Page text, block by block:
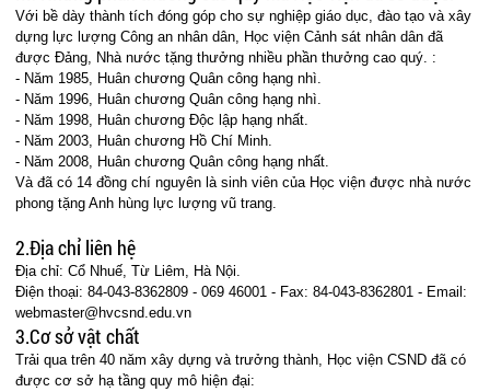
Với bề dày thành tích đóng góp cho sự nghiệp giáo dục, đào tạo và xây
dựng lực lượng Công an nhân dân, Học viện Cảnh sát nhân dân đã
được Đảng, Nhà nước tặng thưởng nhiều phần thưởng cao quý. :
- Năm 1985, Huân chương Quân công hạng nhì.
- Năm 1996, Huân chương Quân công hạng nhì.
- Năm 1998, Huân chương Độc lập hạng nhất.
- Năm 2003, Huân chương Hồ Chí Minh.
- Năm 2008, Huân chương Quân công hạng nhất.
Và đã có 14 đồng chí nguyên là sinh viên của Học viện được nhà nước
phong tặng Anh hùng lực lượng vũ trang.
2.Địa chỉ liên hệ
Địa chỉ: Cổ Nhuế, Từ Liêm, Hà Nội.
Điện thoại: 84-043-8362809 - 069 46001 - Fax: 84-043-8362801 - Email:
webmaster@hvcsnd.edu.vn
3.Cơ sở vật chất
Trải qua trên 40 năm xây dựng và trưởng thành, Học viện CSND đã có
được cơ sở hạ tầng quy mô hiện đại: